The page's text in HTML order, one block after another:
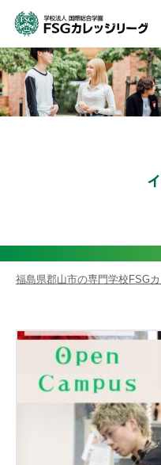
福島県郡山市の専門学校FSG